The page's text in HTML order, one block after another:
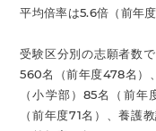
平均倍率は5.6倍（前年度
受験区分別の志願者数
560名（前年度478名）
（小学部）85名（前
（前年度71名）、養護